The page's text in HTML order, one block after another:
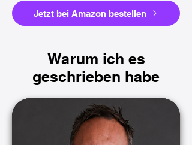
Jetzt bei Amazon bestellen
Warum ich es
geschrieben habe